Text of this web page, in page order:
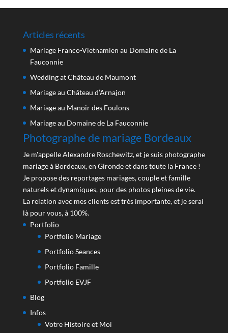
Articles récents
Mariage Franco-Vietnamien au Domaine de La
Fauconnie
Wedding at Château de Maumont
Mariage au Château d’Arnajon
Mariage au Manoir des Foulons
Mariage au Domaine de La Fauconnie
Photographe de mariage Bordeaux
Je m'appelle Alexandre Roschewitz, et je suis photographe
mariage à Bordeaux, en Gironde et dans toute la France !
Je propose des reportages mariages, couple et famille
naturels et dynamiques, pour des photos pleines de vie.
La relation avec mes clients est très importante, et je serai
là pour vous, à 100%.
Portfolio
Portfolio Mariage
Portfolio Seances
Portfolio Famille
Portfolio EVJF
Blog
Infos
Votre Histoire et Moi